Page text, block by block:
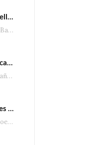
Todos Santos Wellness Fest: el evento de bienestar que está transformando a Baja California Sur en un nuevo referente para el turismo wellness
Durante décadas, Baja California Sur ha sido reconocido por sus playas, hoteles de lujo y…
Skincare para vacaciones: Los do’s and dont’s para cuidar tu piel
Entre el traje de baño, las sandalias, los lentes de sol y los looks que…
Amuletos astrales y la icónica colección Zodiaque de Van Cleef & Arpels
Fascinada por la poesía de las estrellas, la Maison Van Cleef & Arpels celebra la llegada de las…